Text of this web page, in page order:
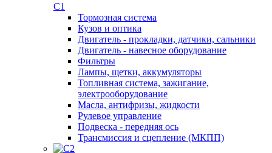
C1
Тормозная система
Кузов и оптика
Двигатель - прокладки, датчики, сальники
Двигатель - навесное оборудование
Фильтры
Лампы, щетки, аккумуляторы
Топливная система, зажигание,
электрооборудование
Масла, антифризы, жидкости
Рулевое управление
Подвеска - передняя ось
Трансмиссия и сцепление (МКПП)